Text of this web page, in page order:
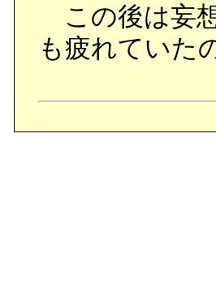
この後は妄
も疲れていた